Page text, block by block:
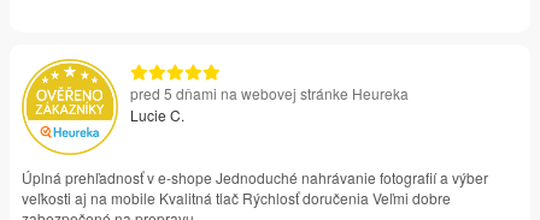
pred 5 dňami na webovej stránke Heureka
Lucie C.
Úplná prehľadnosť v e-shope Jednoduché nahrávanie fotografií a výber
veľkosti aj na mobile Kvalitná tlač Rýchlosť doručenia Veľmi dobre